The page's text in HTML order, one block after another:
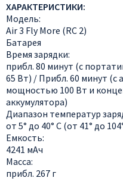
ХАРАКТЕРИСТИКИ:
Модель:
Air 3 Fly More (RC 2)
Батарея
Время зарядки:
прибл. 80 минут (с
65 Вт) / Прибл. 60 минут (с
мощностью 100 Вт и
аккумулятора)
Диапазон температур
от 5° до 40° C (от 41° до
Емкость:
4241 мАч
Масса:
прибл. 267 г